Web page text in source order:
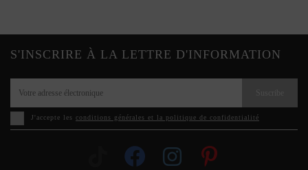
S'INSCRIRE À LA LETTRE D'INFORMATION
J'accepte les conditions générales et la politique de confidentialité